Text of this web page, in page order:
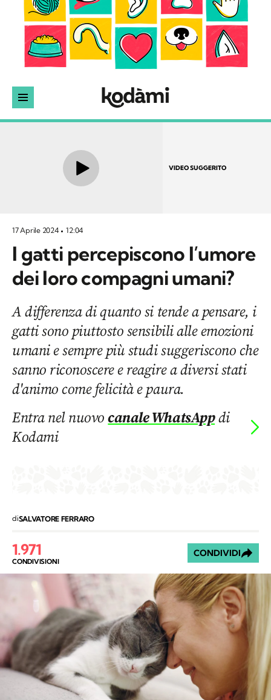
VIDEO SUGGERITO
17 Aprile 2024 12:04
I gatti percepiscono l’umore
dei loro compagni umani?
A differenza di quanto si tende a pensare, i
gatti sono piuttosto sensibili alle emozioni
umani e sempre più studi suggeriscono che
sanno riconoscere e reagire a diversi stati
d'animo come felicità e paura.
Entra nel nuovocanale WhatsAppdi
Kodami
diSALVATORE FERRARO
1.971
CONDIVISIONI
CONDIVIDI